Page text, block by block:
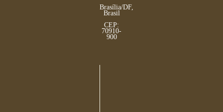
Brasília/DF,
Brasil
CEP:
70910-
900